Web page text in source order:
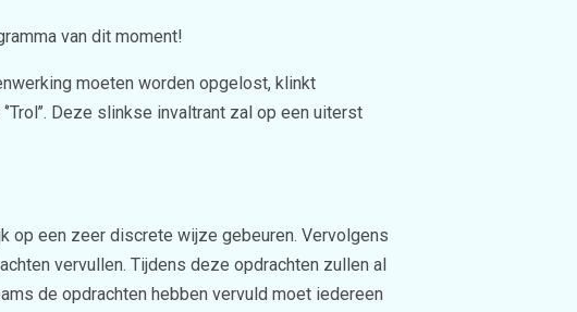
van dit moment!
moeten worden opgelost, klinkt
Deze slinkse invaltrant zal op een uiterst
op een zeer discrete wijze gebeuren. Vervolgens
vervullen. Tijdens deze opdrachten zullen al
de opdrachten hebben vervuld moet iedereen